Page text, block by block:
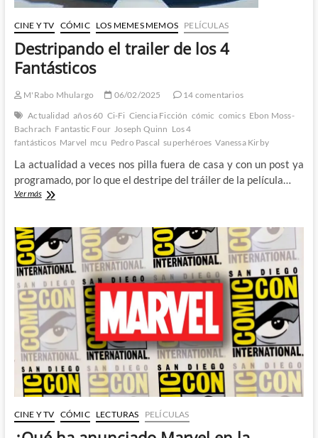
CINE Y TV CÓMIC LOS MEMES MEMOS PELÍCULAS
Destripando el trailer de los 4
Fantásticos
M'Rabo Mhulargo 06/02/2025
14 comentarios
Actualidad años 60 Ci-Fi Ciencia Ficción cómic comics Ebon Moss-
Bachrach Fantastic Four Joseph Quinn Los 4
fantásticos Marvel mcu Pedro Pascal superhéroes Vanessa Kirby
La actualidad a veces nos pilla fuera de casa y con un post ya
programado, por lo que el destripe del tráiler de la película…
Ver másDestripando
de
los
4
Fantásticos
CINE Y TV CÓMIC LECTURAS PELÍCULAS